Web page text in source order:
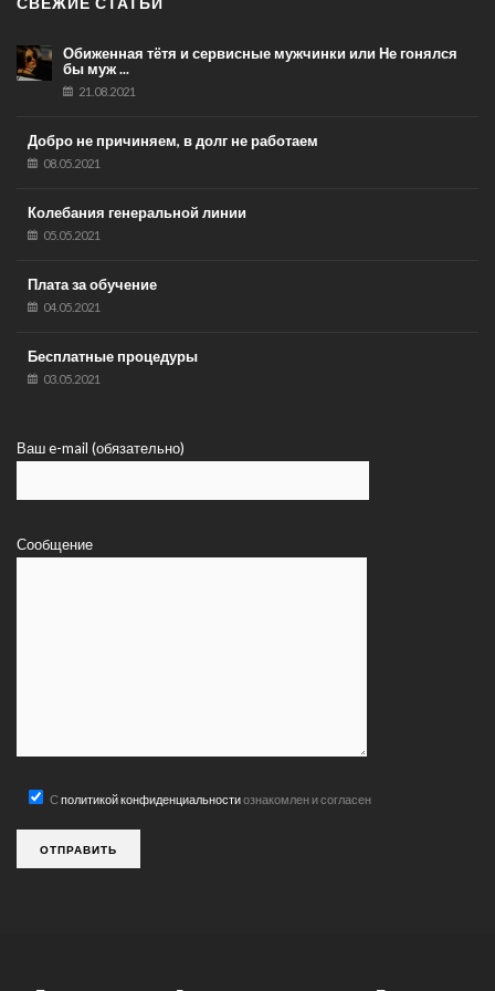
Обиженная тётя и сервисные мужчинки или Не гонялся
бы муж ...
21.08.2021
Добро не причиняем, в долг не работаем
08.05.2021
Колебания генеральной линии
05.05.2021
Плата за обучение
04.05.2021
Бесплатные процедуры
03.05.2021
Ваш e-mail (обязательно)
Сообщение
С политикой конфиденциальностиознакомлен и согласен